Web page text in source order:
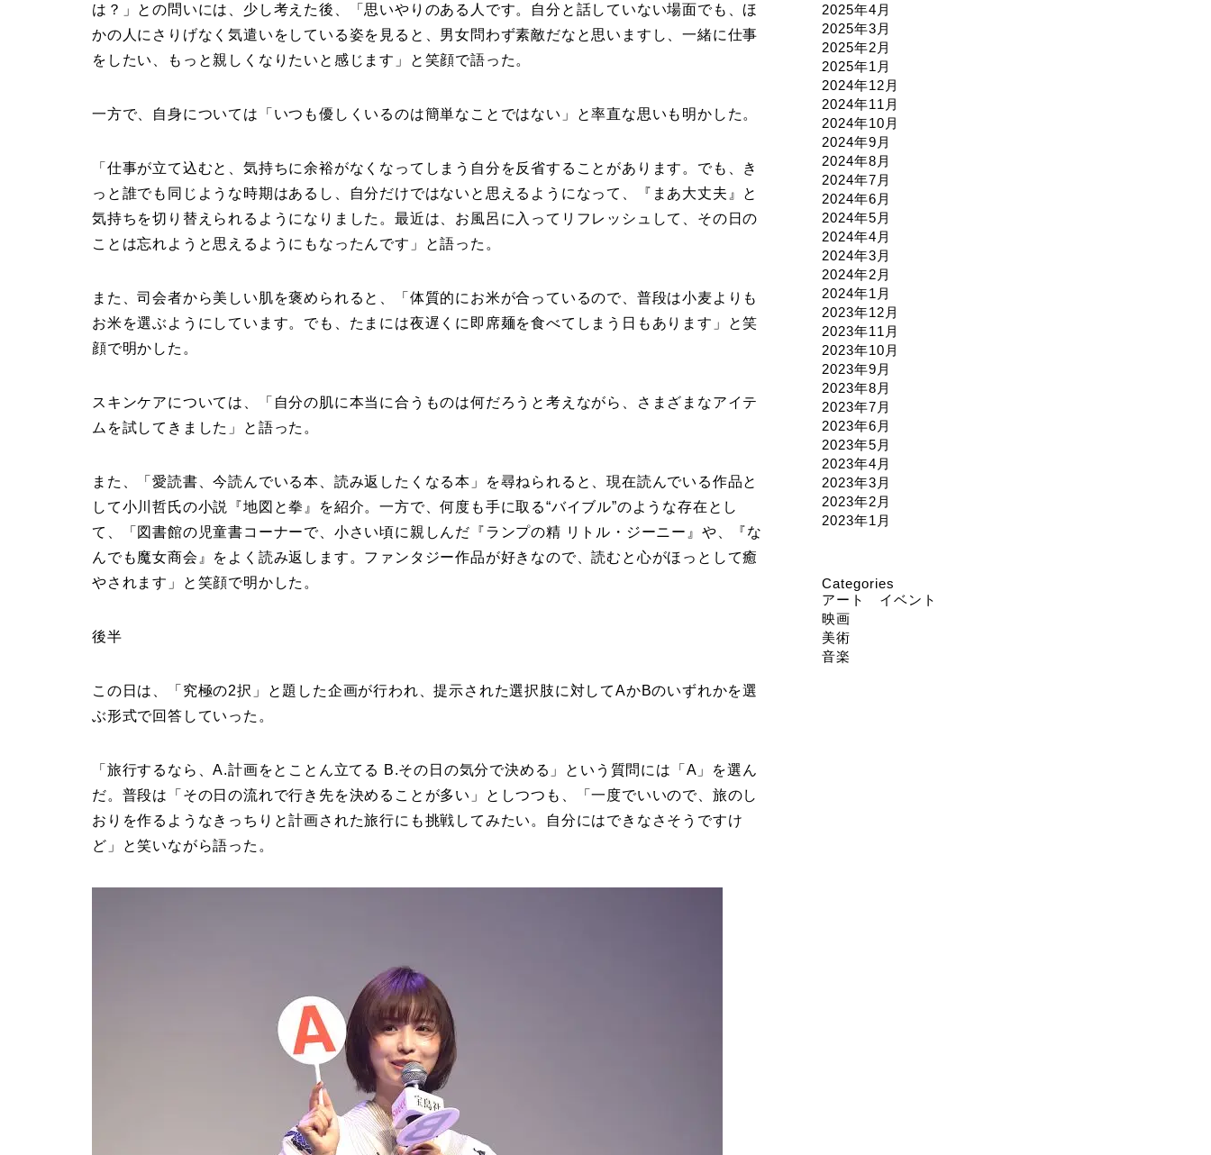
は？」との問いには、少し考えた後、「思いやりのある人です。自分と話していない場面でも、ほ
かの人にさりげなく気遣いをしている姿を見ると、男女問わず素敵だなと思いますし、一緒に仕事
をしたい、もっと親しくなりたいと感じます」と笑顔で語った。
一方で、自身については「いつも優しくいるのは簡単なことではない」と率直な思いも明かした。
「仕事が立て込むと、気持ちに余裕がなくなってしまう自分を反省することがあります。でも、き
っと誰でも同じような時期はあるし、自分だけではないと思えるようになって、『まあ大丈夫』と
気持ちを切り替えられるようになりました。最近は、お風呂に入ってリフレッシュして、その日の
ことは忘れようと思えるようにもなったんです」と語った。
また、司会者から美しい肌を褒められると、「体質的にお米が合っているので、普段は小麦よりも
お米を選ぶようにしています。でも、たまには夜遅くに即席麺を食べてしまう日もあります」と笑
顔で明かした。
スキンケアについては、「自分の肌に本当に合うものは何だろうと考えながら、さまざまなアイテ
ムを試してきました」と語った。
また、「愛読書、今読んでいる本、読み返したくなる本」を尋ねられると、現在読んでいる作品と
して小川哲氏の小説『地図と拳』を紹介。一方で、何度も手に取る“バイブル”のような存在とし
て、「図書館の児童書コーナーで、小さい頃に親しんだ『ランプの精 リトル・ジーニー』や、『な
んでも魔女商会』をよく読み返します。ファンタジー作品が好きなので、読むと心がほっとして癒
やされます」と笑顔で明かした。
後半
この日は、「究極の2択」と題した企画が行われ、提示された選択肢に対してAかBのいずれかを選
ぶ形式で回答していった。
「旅行するなら、A.計画をとことん立てる B.その日の気分で決める」という質問には「A」を選ん
だ。普段は「その日の流れで行き先を決めることが多い」としつつも、「一度でいいので、旅のし
おりを作るようなきっちりと計画された旅行にも挑戦してみたい。自分にはできなさそうですけ
ど」と笑いながら語った。
2025年4月
2025年3月
2025年2月
2025年1月
2024年12月
2024年11月
2024年10月
2024年9月
2024年8月
2024年7月
2024年6月
2024年5月
2024年4月
2024年3月
2024年2月
2024年1月
2023年12月
2023年11月
2023年10月
2023年9月
2023年8月
2023年7月
2023年6月
2023年5月
2023年4月
2023年3月
2023年2月
2023年1月
Categories
アート イベント
映画
美術
音楽